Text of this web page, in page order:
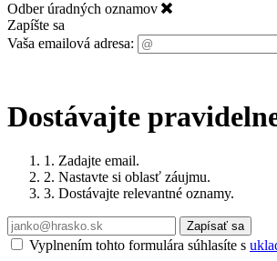
Odber úradných oznamov
Zapíšte sa
Vaša emailová adresa:
Dostávajte
1. Zadajte email.
2. Nastavte si oblasť záujmu.
3. Dostávajte relevantné oznamy.
Zapísať sa
Vyplnením tohto formulára súhlasíte s